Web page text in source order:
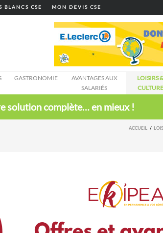
BLANCS CSE MON DEVIS CSE
GASTRONOMIE
AVANTAGES AUX
SALARIÉS
LOISIRS &
CULTURE
solution complète… en mieux !
ACCUEIL